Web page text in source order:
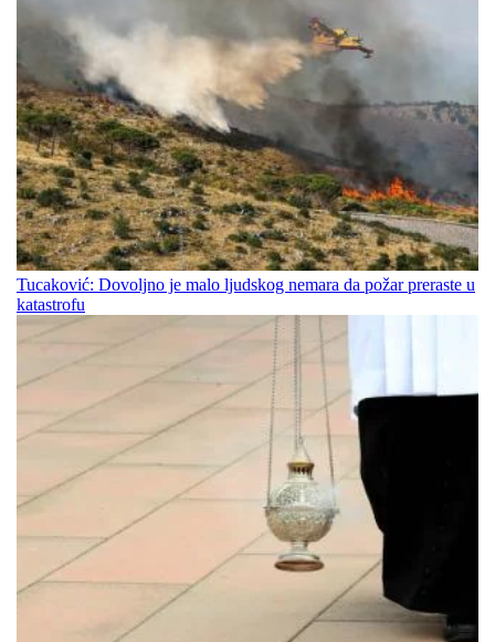
Tucaković: Dovoljno je malo ljudskog nemara da požar preraste u
katastrofu